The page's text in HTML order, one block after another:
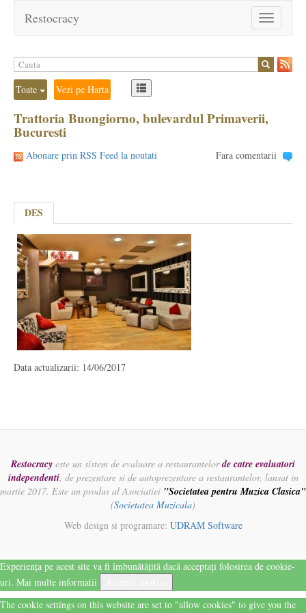
Toggle
navigation
Restocracy
Toate Vezi pe Harta
Trattoria Buongiorno, bulevardul Primaverii,
Bucuresti
Abonare prin RSS Feed la noutati Fara comentarii
DES
Data actualizarii: 14/06/2017
Restocracy este un sistem de evaluare a restaurantelorde catre evaluatori
independenti, de prezentare si de autoprezentare a restaurantelor, lansat in
martie 2017. Este un produs al Asociatiei "Societatea pentru Muzica Clasica"
(Societatea Muzicala)
Web design si programare: UDRAM Software
Experiența pe acest site va fi îmbunătățită dacă acceptați folosirea de cookie-
uri. Mai multe informatii
The cookie settings on this website are set to "allow cookies" to give you the